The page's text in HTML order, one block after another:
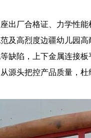
出厂合格证、力学性
及高烈度边疆幼儿园
缺陷，上下金属连接板
源头把控产品质量，